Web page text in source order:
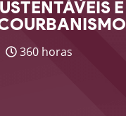
E
360 horas